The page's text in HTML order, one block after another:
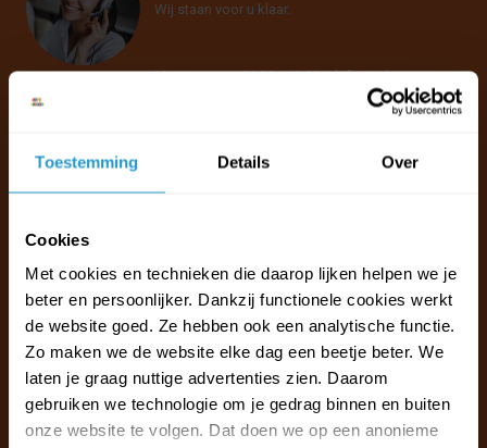
Toestemming Details Over
Cookies
Met cookies en technieken die daarop lijken helpen we je
beter en persoonlijker. Dankzij functionele cookies werkt
de website goed. Ze hebben ook een analytische functie.
Zo maken we de website elke dag een beetje beter. We
laten je graag nuttige advertenties zien. Daarom
gebruiken we technologie om je gedrag binnen en buiten
onze website te volgen. Dat doen we op een anonieme
Wij staan voor u klaar.
Ma t/m vr van 09:30 - 16:00 telefonisch
+31 (0)13 785 62 41
Naar de klantenservice & FAQ
info@jouwoutlet.nl